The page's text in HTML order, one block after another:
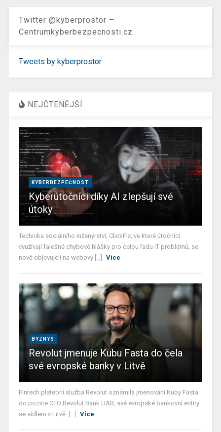
Twitter @kyberprostor –
Centrumkyberbezpecnosti.cz
Tweets by kyberprostor
NEJČTENĚJŠÍ
KYBERBEZPEČNOST
Kyberútočníci díky AI zlepšují své
útoky
Technika sociálního inženýrství, ClickFix, ve které útočníci
využívají falešné chybové hlášky pro celou řadu IT problémů, se
nově objevuje i na webový [...]
Více
BYZNYS
Revolut jmenuje Kubu Fasta do čela
své evropské banky v Litvě
Fintech platební služba Revolut oznámila jmenování Kuby Fasta
do pozice CEO Revolut Bank UAB, své evropské bankovní entity
se sídlem v Litvě. [...]
Více